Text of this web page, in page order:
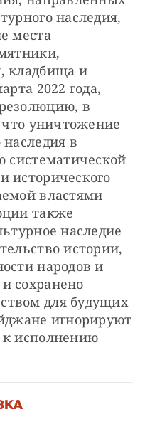
наследия,
места
кладбища и
2022 года,
в
что уничтожение
наследия в
систематической
исторического
властями
также
наследие
истории,
народов и
сохранено
для будущих
игнорируют
к исполнению